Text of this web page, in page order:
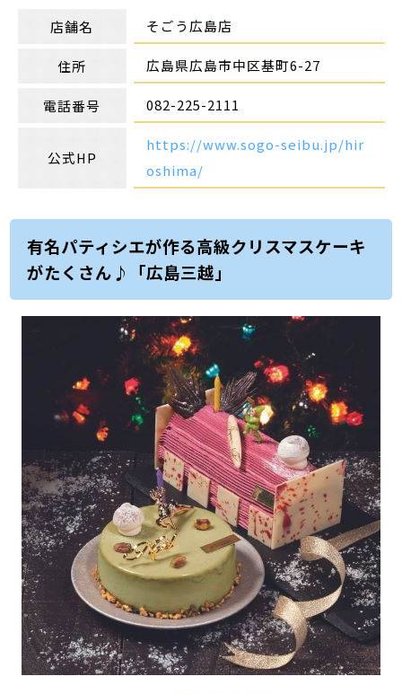
店舗名 そごう広島店
住所 広島県広島市中区基町6-27
電話番号 082-225-2111
公式HP
https://www.sogo-seibu.jp/hir
oshima/
有名パティシエが作る高級クリスマスケーキ
がたくさん♪「広島三越」